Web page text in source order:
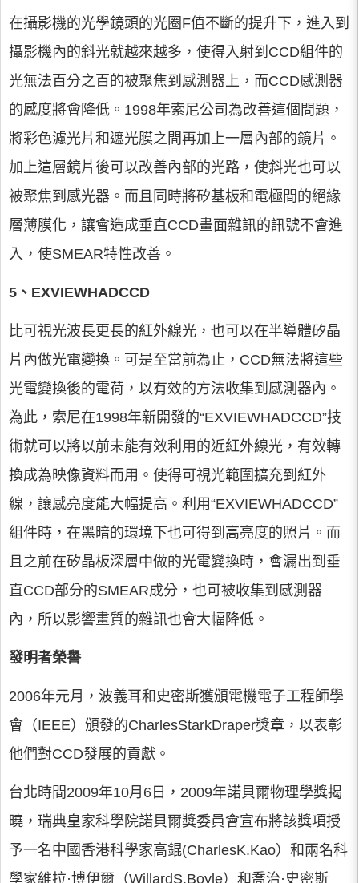
在攝影機的光學鏡頭的光圈F值不斷的提升下，進入到
攝影機內的斜光就越來越多，使得入射到CCD組件的
光無法百分之百的被聚焦到感測器上，而CCD感測器
的感度將會降低。1998年索尼公司為改善這個問題，
將彩色濾光片和遮光膜之間再加上一層內部的鏡片。
加上這層鏡片後可以改善內部的光路，使斜光也可以
被聚焦到感光器。而且同時將矽基板和電極間的絕緣
層薄膜化，讓會造成垂直CCD畫面雜訊的訊號不會進
入，使SMEAR特性改善。
5、EXVIEWHADCCD
比可視光波長更長的紅外線光，也可以在半導體矽晶
片內做光電變換。可是至當前為止，CCD無法將這些
光電變換後的電荷，以有效的方法收集到感測器內。
為此，索尼在1998年新開發的“EXVIEWHADCCD”技
術就可以將以前未能有效利用的近紅外線光，有效轉
換成為映像資料而用。使得可視光範圍擴充到紅外
線，讓感亮度能大幅提高。利用“EXVIEWHADCCD”
組件時，在黑暗的環境下也可得到高亮度的照片。而
且之前在矽晶板深層中做的光電變換時，會漏出到垂
直CCD部分的SMEAR成分，也可被收集到感測器
內，所以影響畫質的雜訊也會大幅降低。
發明者榮譽
2006年元月，波義耳和史密斯獲頒電機電子工程師學
會（IEEE）頒發的CharlesStarkDraper獎章，以表彰
他們對CCD發展的貢獻。
台北時間2009年10月6日，2009年諾貝爾物理學獎揭
曉，瑞典皇家科學院諾貝爾獎委員會宣布將該獎項授
予一名中國香港科學家高錕(CharlesK.Kao）和兩名科
學家維拉·博伊爾（WillardS.Boyle）和喬治·史密斯